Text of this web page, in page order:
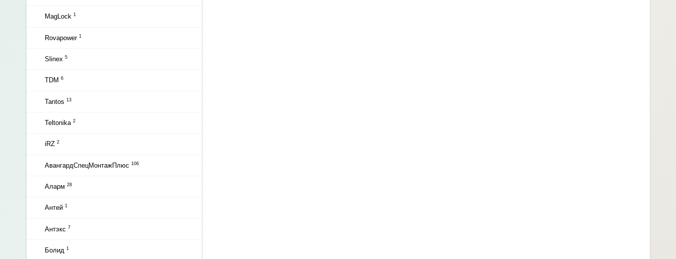
MagLock 1
Rovapower 1
Slinex 5
TDM 6
Tantos 13
Teltonika 2
iRZ 2
АвангардСпецМонтажПлюс 106
Аларм 28
Антей 1
Антэкс 7
Болид 1